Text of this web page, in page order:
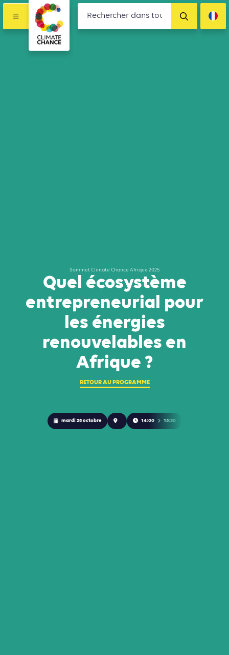
Sommet Climate Chance Afrique 2025
Quel écosystème
entrepreneurial pour
les énergies
renouvelables en
Afrique ?
RETOUR AU PROGRAMME
mardi 28 octobre 14:00 15:30